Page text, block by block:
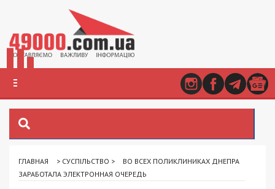
ГЛАВНАЯ > СУСПІЛЬСТВО >
ВО ВСЕХ ПОЛИКЛИНИКАХ ДНЕПРА
ЗАРАБОТАЛА ЭЛЕКТРОННАЯ ОЧЕРЕДЬ